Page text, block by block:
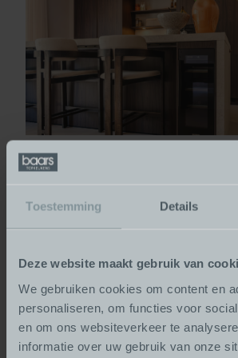
Toestemming Details
Deze website maakt gebruik van
We gebruiken cookies om content en
personaliseren, om functies voor
en om ons websiteverkeer te
informatie over uw gebruik van onze
Wordt u al enthousiast?
bespreken. Bij Baars Topkeukens
mee.
Weet u nog niet helemaal welke stijl bij
apparatuur aansluit bij uw wensen of